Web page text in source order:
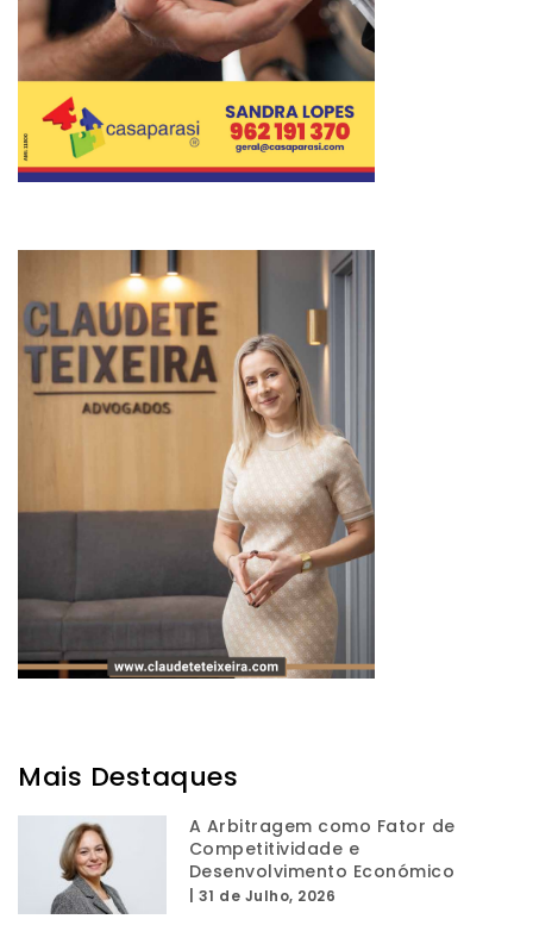
Mais Destaques
A Arbitragem como Fator de
Competitividade e
Desenvolvimento Económico
31 de Julho, 2026